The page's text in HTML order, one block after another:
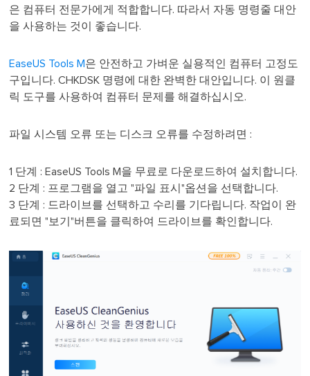
은 컴퓨터 전문가에게 적합합니다. 따라서 자동 명령줄 대안
을 사용하는 것이 좋습니다.
EaseUS Tools M은 안전하고 가벼운 실용적인 컴퓨터 고정도
구입니다. CHKDSK 명령에 대한 완벽한 대안입니다. 이 원클
릭 도구를 사용하여 컴퓨터 문제를 해결하십시오.
파일 시스템 오류 또는 디스크 오류를 수정하려면 :
1 단계 : EaseUS Tools M을 무료로 다운로드하여 설치합니다.
2 단계 : 프로그램을 열고 "파일 표시"옵션을 선택합니다.
3 단계 : 드라이브를 선택하고 수리를 기다립니다. 작업이 완
료되면 "보기"버튼을 클릭하여 드라이브를 확인합니다.